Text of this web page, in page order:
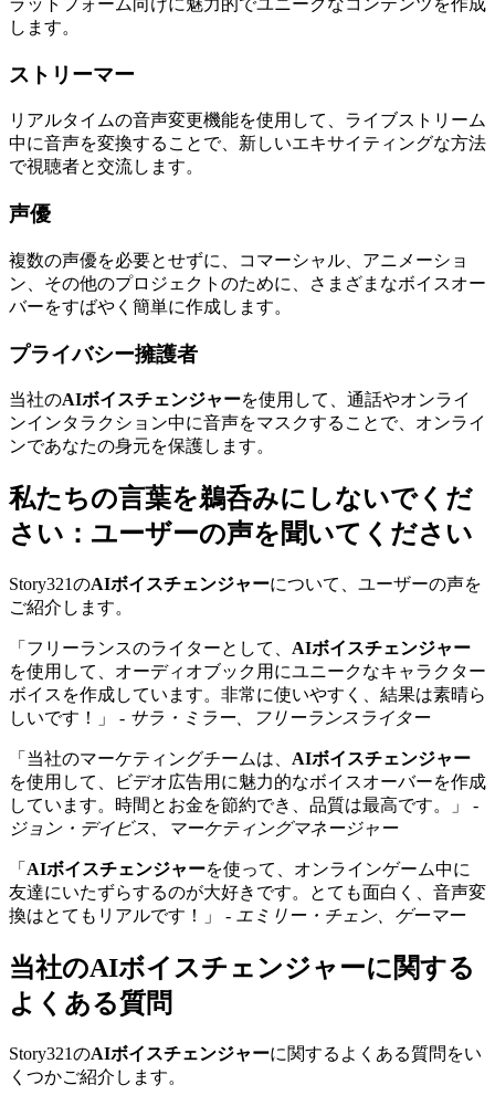
ラットフォーム向けに魅力的でユニークなコンテンツを作成
します。
ストリーマー
リアルタイムの音声変更機能を使用して、ライブストリーム
中に音声を変換することで、新しいエキサイティングな方法
で視聴者と交流します。
声優
複数の声優を必要とせずに、コマーシャル、アニメーショ
ン、その他のプロジェクトのために、さまざまなボイスオー
バーをすばやく簡単に作成します。
プライバシー擁護者
当社のAIボイスチェンジャーを使用して、通話やオンライ
ンインタラクション中に音声をマスクすることで、オンライ
ンであなたの身元を保護します。
私たちの言葉を鵜呑みにしないでくだ
さい：ユーザーの声を聞いてください
Story321のAIボイスチェンジャーについて、ユーザーの声を
ご紹介します。
「フリーランスのライターとして、 AIボイスチェンジャー
を使用して、オーディオブック用にユニークなキャラクター
ボイスを作成しています。非常に使いやすく、結果は素晴ら
しいです！」 - サラ・ミラー、フリーランスライター
「当社のマーケティングチームは、 AIボイスチェンジャー
を使用して、ビデオ広告用に魅力的なボイスオーバーを作成
しています。時間とお金を節約でき、品質は最高です。」 -
ジョン・デイビス、マーケティングマネージャー
「 AIボイスチェンジャーを使って、オンラインゲーム中に
友達にいたずらするのが大好きです。とても面白く、音声変
換はとてもリアルです！」 - エミリー・チェン、ゲーマー
当社のAIボイスチェンジャーに関する
よくある質問
Story321のAIボイスチェンジャーに関するよくある質問をい
くつかご紹介します。